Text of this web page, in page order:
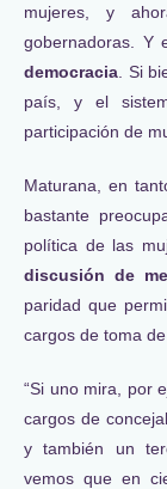
mujeres, y
gobernadoras. Y
democracia . Si
país, y el
participación de
Maturana, en
bastante
política de las
discusión de
paridad que
cargos de toma de
“Si uno mira, por
cargos de
y también un
vemos que en